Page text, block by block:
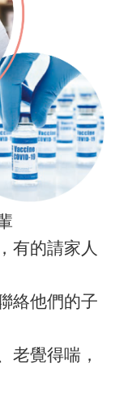
有的請家人
絡他們的子
老覺得喘，